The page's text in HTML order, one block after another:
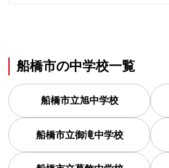
船橋市の中学校一覧
船橋市立旭中学校
船橋市立御滝中学校